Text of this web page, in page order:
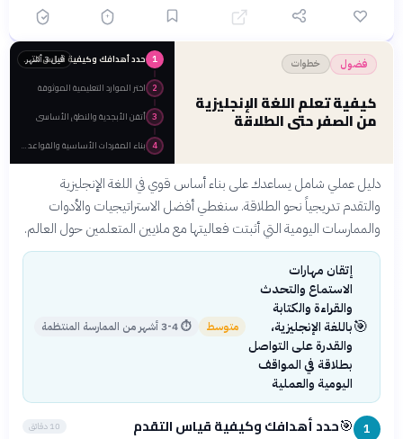
فضول خطوات
كيفية تعلم اللغة الإنجليزية
من الصفر حتى الطلاقة
قبل 3 أشهر 1 حدد أهدافك وكيفية قياس التقدم
2 اختر الموارد التعليمية الموثوقة
3 أتقن الأبجدية والنطق الأساسي
4 بناء المفردات الأساسية والقواعد البسيطة
دليل عملي شامل يساعدك على بناء أساس قوي في اللغة الإنجليزية
والتقدم تدريجياً نحو الطلاقة. سنغطي أفضل الاستراتيجيات والأدوات
والممارسات اليومية التي أثبتت فعاليتها مع ملايين المتعلمين حول العالم.
🎯
إتقان مهارات
الاستماع والتحدث
والقراءة والكتابة
باللغة الإنجليزية،
والقدرة على التواصل
بطلاقة في المواقف
اليومية والعملية
متوسط ⏱3-4 أشهر من الممارسة المنتظمة
1
🎯حدد أهدافك وكيفية قياس التقدم 10 دقائق